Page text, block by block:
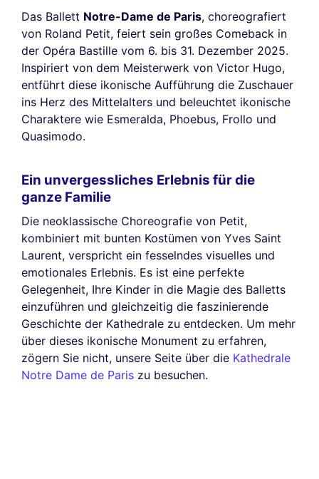
Das Ballett Notre-Dame de Paris, choreografiert
von Roland Petit, feiert sein großes Comeback in
der Opéra Bastille vom 6. bis 31. Dezember 2025.
Inspiriert von dem Meisterwerk von Victor Hugo,
entführt diese ikonische Aufführung die Zuschauer
ins Herz des Mittelalters und beleuchtet ikonische
Charaktere wie Esmeralda, Phoebus, Frollo und
Quasimodo.
Ein unvergessliches Erlebnis für die
ganze Familie
Die neoklassische Choreografie von Petit,
kombiniert mit bunten Kostümen von Yves Saint
Laurent, verspricht ein fesselndes visuelles und
emotionales Erlebnis. Es ist eine perfekte
Gelegenheit, Ihre Kinder in die Magie des Balletts
einzuführen und gleichzeitig die faszinierende
Geschichte der Kathedrale zu entdecken. Um mehr
über dieses ikonische Monument zu erfahren,
zögern Sie nicht, unsere Seite über die Kathedrale
Notre Dame de Paris zu besuchen.